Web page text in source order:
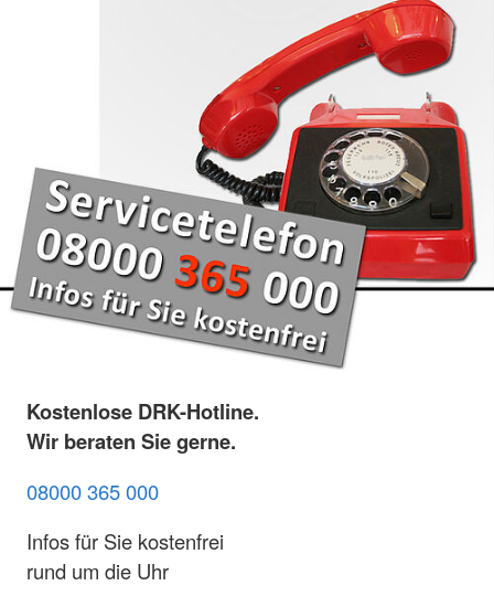
Kostenlose DRK-Hotline.
Wir beraten Sie gerne.
08000 365 000
Infos für Sie kostenfrei
rund um die Uhr